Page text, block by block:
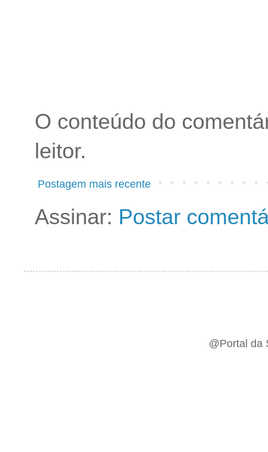
O conteúdo do
leitor.
Postagem mais recente
Assinar: Postar
@Portal da